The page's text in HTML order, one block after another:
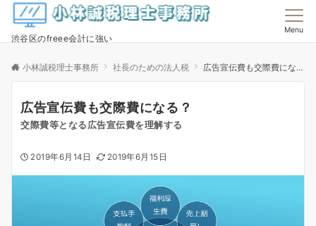
渋谷区のfreee会計に強い
Menu
小林誠税理士事務所 社長のための法人税 広告宣伝費も交際費になる？
広告宣伝費も交際費になる？
交際費等となる広告宣伝費を理解する
2019年6月14日 2019年6月15日